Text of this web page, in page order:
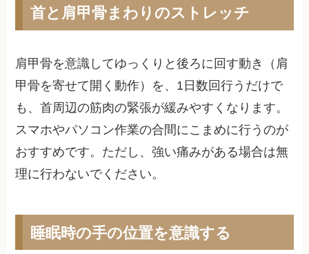
首と肩甲骨まわりのストレッチ
肩甲骨を意識してゆっくりと後ろに回す動き（肩
甲骨を寄せて開く動作）を、1日数回行うだけで
も、首周辺の筋肉の緊張が緩みやすくなります。
スマホやパソコン作業の合間にこまめに行うのが
おすすめです。ただし、強い痛みがある場合は無
理に行わないでください。
睡眠時の手の位置を意識する